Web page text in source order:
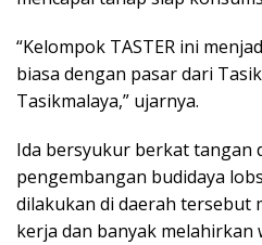
“Kelompok TASTER ini
biasa dengan pasar dari
Tasikmalaya,” ujarnya.
Ida bersyukur berkat tangan
pengembangan budidaya
dilakukan di daerah tersebut
kerja dan banyak melahirkan